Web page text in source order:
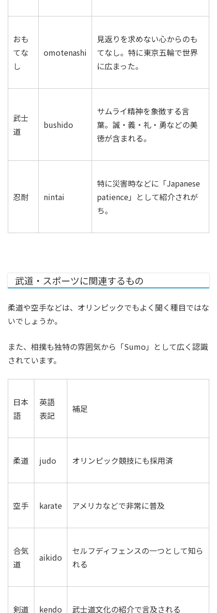
おも
てな
し
omotenashi
見返りを求めない心からのも
てなし。 特に東京五輪で世界
に広まった。
武士
道
bushido
サムライ精神を象徴する言
葉。 誠・義・礼・勇などの美
徳が含まれる。
忍耐 nintai
特に災害時などに「Japanese
patience」として紹介されが
ち。
武道・スポーツに関連するもの
柔道や空手などは、オリンピックでもよく聞く種目ではな
いでしょうか。
また、相撲も独特の雰囲気から「Sumo」として広く認識
されています。
日本
語
英語
表記
補足
柔道 judo オリンピック競技にも採用済
空手 karate アメリカなどで非常に普及
合気
道
aikido
セルフディフェンスの一つとして知ら
れる
剣道 kendo 武士道文化の紹介で言及される